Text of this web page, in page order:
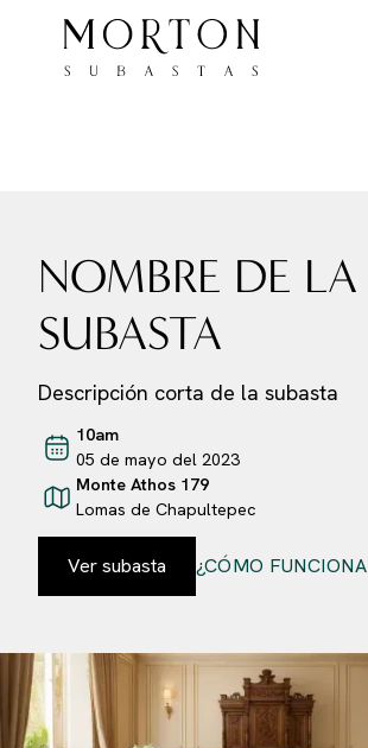
NOMBRE DE LA
SUBASTA
Descripción corta de la subasta
10am
05 de mayo del 2023
Monte Athos 179
Lomas de Chapultepec
Ver subasta ¿CÓMO FUNCIONA